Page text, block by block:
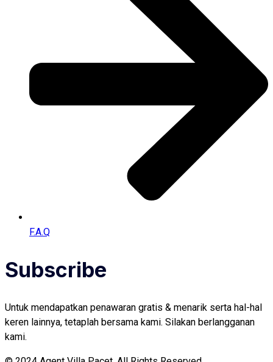
F.A.Q
Subscribe
Untuk mendapatkan penawaran gratis & menarik serta hal-hal
keren lainnya, tetaplah bersama kami. Silakan berlangganan
kami.